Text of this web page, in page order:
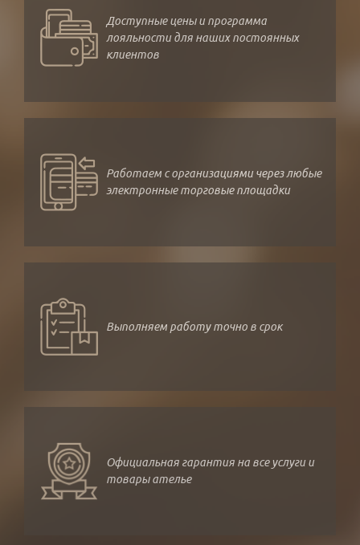
Доступные цены и программа
лояльности для наших постоянных
клиентов
Работаем с организациями через любые
электронные торговые площадки
Выполняем работу точно в срок
Официальная гарантия на все услуги и
товары ателье